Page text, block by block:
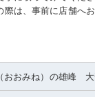
際は、事前に店舗へ
おおみね）の雄峰